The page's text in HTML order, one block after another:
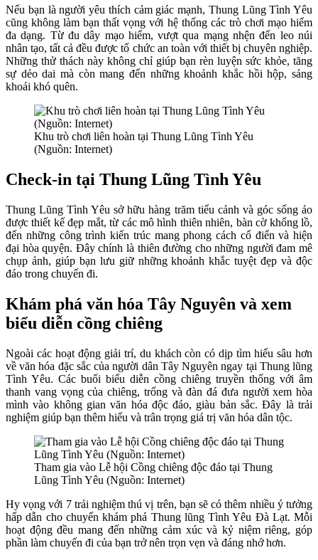
Nếu bạn là người yêu thích cảm giác mạnh, Thung Lũng Tình Yêu
cũng không làm bạn thất vọng với hệ thống các trò chơi mạo hiểm
đa dạng. Từ đu dây mạo hiểm, vượt qua mạng nhện đến leo núi
nhân tạo, tất cả đều được tổ chức an toàn với thiết bị chuyên nghiệp.
Những thử thách này không chỉ giúp bạn rèn luyện sức khỏe, tăng
sự dẻo dai mà còn mang đến những khoảnh khắc hồi hộp, sảng
khoái khó quên.
Khu trò chơi liên hoàn tại Thung Lũng Tình Yêu
(Nguồn: Internet)
Check-in tại Thung Lũng Tình Yêu
Thung Lũng Tình Yêu sở hữu hàng trăm tiểu cảnh và góc sống ảo
được thiết kế đẹp mắt, từ các mô hình thiên nhiên, bàn cờ khổng lồ,
đến những công trình kiến trúc mang phong cách cổ điển và hiện
đại hòa quyện. Đây chính là thiên đường cho những người đam mê
chụp ảnh, giúp bạn lưu giữ những khoảnh khắc tuyệt đẹp và độc
đáo trong chuyến đi.
Khám phá văn hóa Tây Nguyên và xem
biểu diễn cồng chiêng
Ngoài các hoạt động giải trí, du khách còn có dịp tìm hiểu sâu hơn
về văn hóa đặc sắc của người dân Tây Nguyên ngay tại Thung lũng
Tình Yêu. Các buổi biểu diễn cồng chiêng truyền thống với âm
thanh vang vọng của chiêng, trống và đàn đá đưa người xem hòa
mình vào không gian văn hóa độc đáo, giàu bản sắc. Đây là trải
nghiệm giúp bạn thêm hiểu và trân trọng giá trị văn hóa dân tộc.
Tham gia vào Lễ hội Cồng chiêng độc đáo tại Thung
Lũng Tình Yêu (Nguồn: Internet)
Hy vọng với 7 trải nghiệm thú vị trên, bạn sẽ có thêm nhiều ý tưởng
hấp dẫn cho chuyến khám phá Thung lũng Tình Yêu Đà Lạt. Mỗi
hoạt động đều mang đến những cảm xúc và kỷ niệm riêng, góp
phần làm chuyến đi của bạn trở nên trọn vẹn và đáng nhớ hơn.